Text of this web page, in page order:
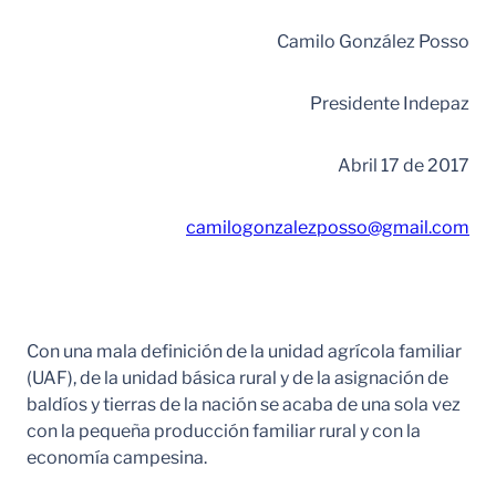
Camilo González Posso
Presidente Indepaz
Abril 17 de 2017
camilogonzalezposso@gmail.com
Con una mala definición de la unidad agrícola familiar
(UAF), de la unidad básica rural y de la asignación de
baldíos y tierras de la nación se acaba de una sola vez
con la pequeña producción familiar rural y con la
economía campesina.